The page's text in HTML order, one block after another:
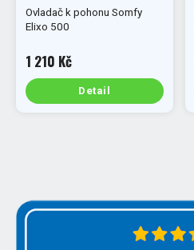
Ovladač k pohonu Somfy
Elixo 500
1 210 Kč
Detail